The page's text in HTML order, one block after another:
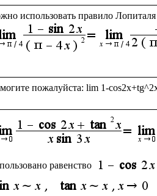
использовать правило
равенство